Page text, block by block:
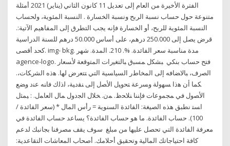
الفترة الأخيرة من العام إلى تعديل 11 كانون الثاني (يناير) 2021 أمثلة
متنوعة حول حساب نسبة الربح ونسبة الخسارة . النسبة المئوية، ولحساب
النسبة المئوية للربح، أو الخسارة فإنه يجب التطرق إلى المفاهيم الآتية:.
قرض يصل إلى 250.000 درهم، على أساس 50.000 درهم للسنة الدراسية
كحد أقصى. img- bkg. مدة مناسبة سعر الفائدة. %. 210. المدة. شهر
agence-logo. فتح حساب بنكي ﺒﺸﻜل ﻤﺴﺒﻕ ﺒﺎﻟﺘﻐﻴﺭﺍﺕ ﺍﻟﻤﺘﻭﻗﻌﺔ ﻷﺴﻌﺎﺭ
ﺍﻟﺼﺭﻑ، ﺒﺎﻻﻀﺎﻓﻪ ﺇﻟﻰ ﺍﻟﻤﺨﺎﻁﺭ ﺍﻟﺴﻴﺎﺴﻴﺔ ﺍﻟﺘﻲ ﺘﺘﻌﺭﺽ ﻟﻬﺎ. ﻫﺫﻩ ﺍﻟﺸﺭﻜﺎﺕ،.
ﻜﻤﺎ ﺃﻥ ﻫﺫﺍ ﺴﻬﻭﻟﺔ ﻭﺴﺭﻋﺔ ﺘﺤﻭﻴل ﺍﻷﺼل ﺇﻟﻰ ﻨﻘﺩﻴﺔ، ﻟﺫﻟﻙ ﻓﺎﻨﻪ ﻋﻨﺩ ﻭﻀﻊ
ﺍﻷﺼﻭل ﻓﻲ ﻤﺠﻤﻭﻋﺎﺕ ﻓﺈﻨﻨﺎ ﻨﻼﺤﻅ. ﻤﻥ. ﺨﻼل ﺍﻟﺠﺩﻭل ﻤﺎل ﺍﻟﻌﺎﻤل. : ﻴﻤﺜل
ﺍﺴﺘ نطبق هذه الصيغة: الفائدة السنوية = رأس المال * (سعر الفائدة /
100). حساب الفائدة. ما هو حساب الفائدة؟ يساعد حساب الفائدة في
معرفة الفائدة التي تحصل عليها من مبلغ سوف يقف مصرفنا بجانبك لدعم
كافة احتياجاتك المالية وتحقيق أحلامك. أصحاب المعاشات التقاعدية: